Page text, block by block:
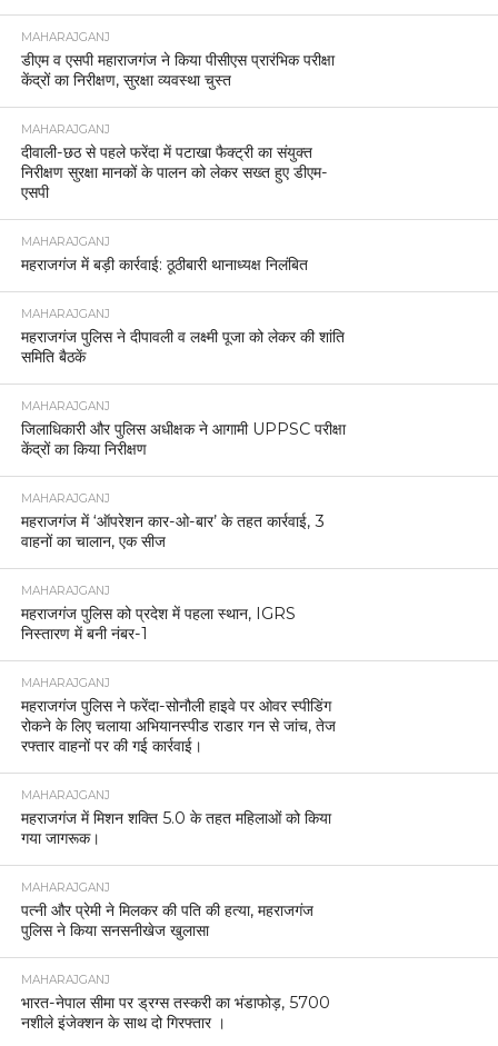
MAHARAJGANJ
डीएम व एसपी महाराजगंज ने किया पीसीएस प्रारंभिक परीक्षा
केंद्रों का निरीक्षण, सुरक्षा व्यवस्था चुस्त
MAHARAJGANJ
दीवाली-छठ से पहले फरेंदा में पटाखा फैक्ट्री का संयुक्त
निरीक्षण सुरक्षा मानकों के पालन को लेकर सख्त हुए डीएम-
एसपी
MAHARAJGANJ
महराजगंज में बड़ी कार्रवाई: ठूठीबारी थानाध्यक्ष निलंबित
MAHARAJGANJ
महराजगंज पुलिस ने दीपावली व लक्ष्मी पूजा को लेकर की शांति
समिति बैठकें
MAHARAJGANJ
जिलाधिकारी और पुलिस अधीक्षक ने आगामी UPPSC परीक्षा
केंद्रों का किया निरीक्षण
MAHARAJGANJ
महराजगंज में ‘ऑपरेशन कार-ओ-बार’ के तहत कार्रवाई, 3
वाहनों का चालान, एक सीज
MAHARAJGANJ
महराजगंज पुलिस को प्रदेश में पहला स्थान, IGRS
निस्तारण में बनी नंबर-1
MAHARAJGANJ
महराजगंज पुलिस ने फरेंदा-सोनौली हाइवे पर ओवर स्पीडिंग
रोकने के लिए चलाया अभियानस्पीड राडार गन से जांच, तेज
रफ्तार वाहनों पर की गई कार्रवाई।
MAHARAJGANJ
महराजगंज में मिशन शक्ति 5.0 के तहत महिलाओं को किया
गया जागरूक।
MAHARAJGANJ
पत्नी और प्रेमी ने मिलकर की पति की हत्या, महराजगंज
पुलिस ने किया सनसनीखेज खुलासा
MAHARAJGANJ
भारत-नेपाल सीमा पर ड्रग्स तस्करी का भंडाफोड़, 5700
नशीले इंजेक्शन के साथ दो गिरफ्तार ।